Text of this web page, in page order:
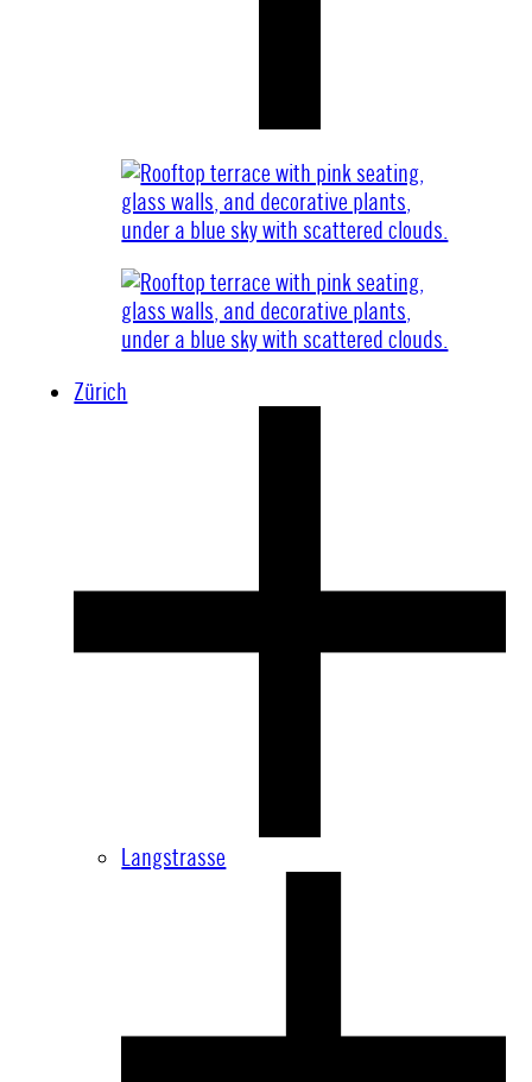
Zürich
Langstrasse